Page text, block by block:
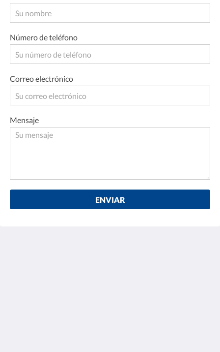
Número de teléfono
Correo electrónico
Mensaje
ENVIAR